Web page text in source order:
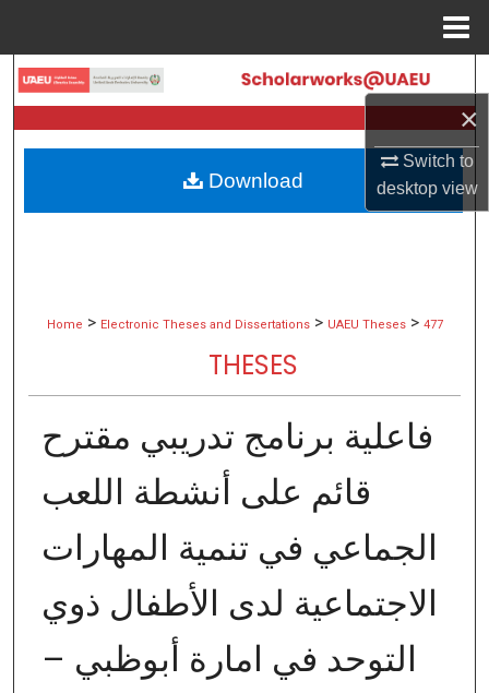
×
Switch to
desktopview
Search
Browse Collections
My Account
Home > Electronic Theses and Dissertations > UAEU Theses > 477
THESES
فاعلية برنامج تدريبي مقترح
قائم على أنشطة اللعب
الجماعي في تنمية المهارات
الاجتماعية لدى الأطفال ذوي
التوحد في امارة أبوظبي –
Download